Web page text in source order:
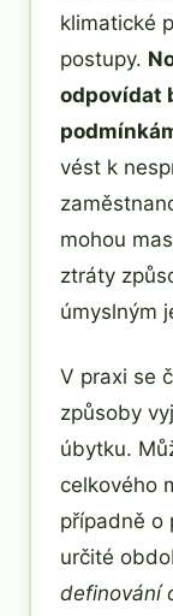
klimatické
postupy.
odpovídat
vést k
mohou
ztráty
úmyslným
V praxi se
způsoby
úbytku.
celkového
případně o
určité
definování